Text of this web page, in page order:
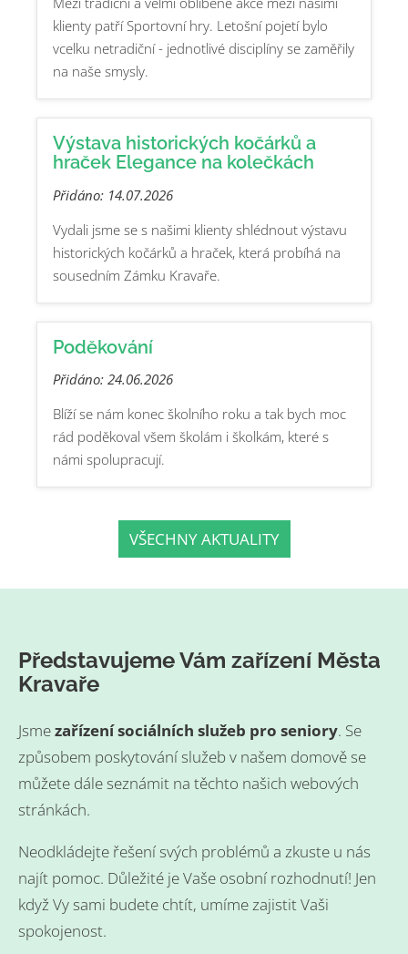
klienty patří Sportovní hry. Letošní pojetí bylo
vcelku netradiční - jednotlivé disciplíny se zaměřily
na naše smysly.
Výstava historických kočárků a
hraček Elegance na kolečkách
Přidáno: 14.07.2026
Vydali jsme se s našimi klienty shlédnout výstavu
historických kočárků a hraček, která probíhá na
sousedním Zámku Kravaře.
Poděkování
Přidáno: 24.06.2026
Blíží se nám konec školního roku a tak bych moc
rád poděkoval všem školám i školkám, které s
námi spolupracují.
VŠECHNY AKTUALITY
Představujeme Vám zařízení Města
Kravaře
Jsmezařízení sociálních služeb pro seniory. Se
způsobem poskytování služeb v našem domově se
můžete dále seznámit na těchto našich webových
stránkách.
Neodkládejte řešení svých problémů a zkuste u nás
najít pomoc. Důležité je Vaše osobní rozhodnutí! Jen
když Vy sami budete chtít, umíme zajistit Vaši
spokojenost.